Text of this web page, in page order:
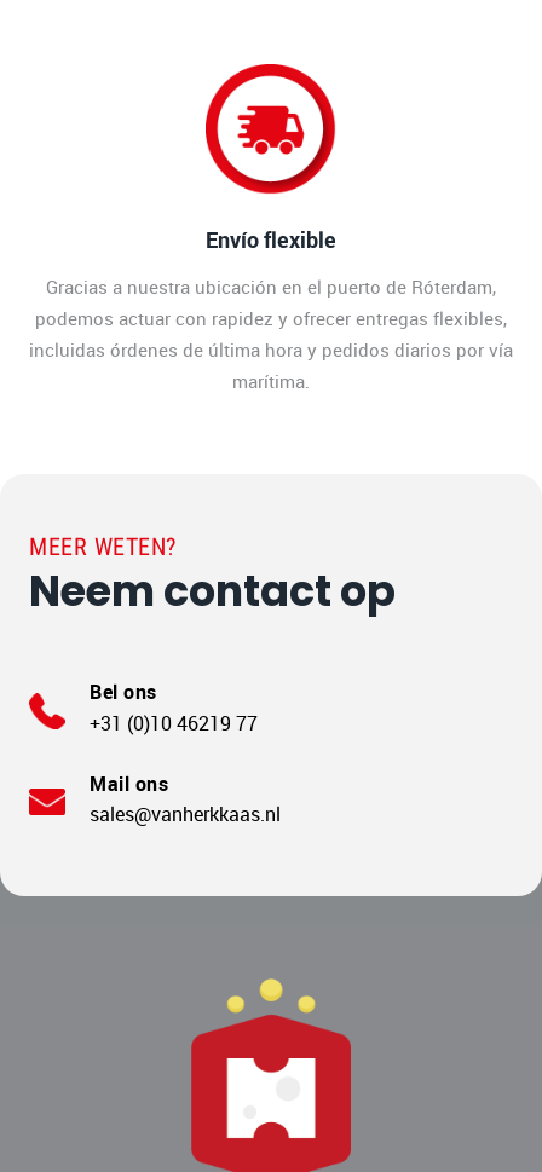
Envío flexible
Gracias a nuestra ubicación en el puerto de Róterdam,
podemos actuar con rapidez y ofrecer entregas flexibles,
incluidas órdenes de última hora y pedidos diarios por vía
marítima.
MEER WETEN?
Neem contact op
Bel ons
+31 (0)10 46219 77
Mail ons
sales@vanherkkaas.nl